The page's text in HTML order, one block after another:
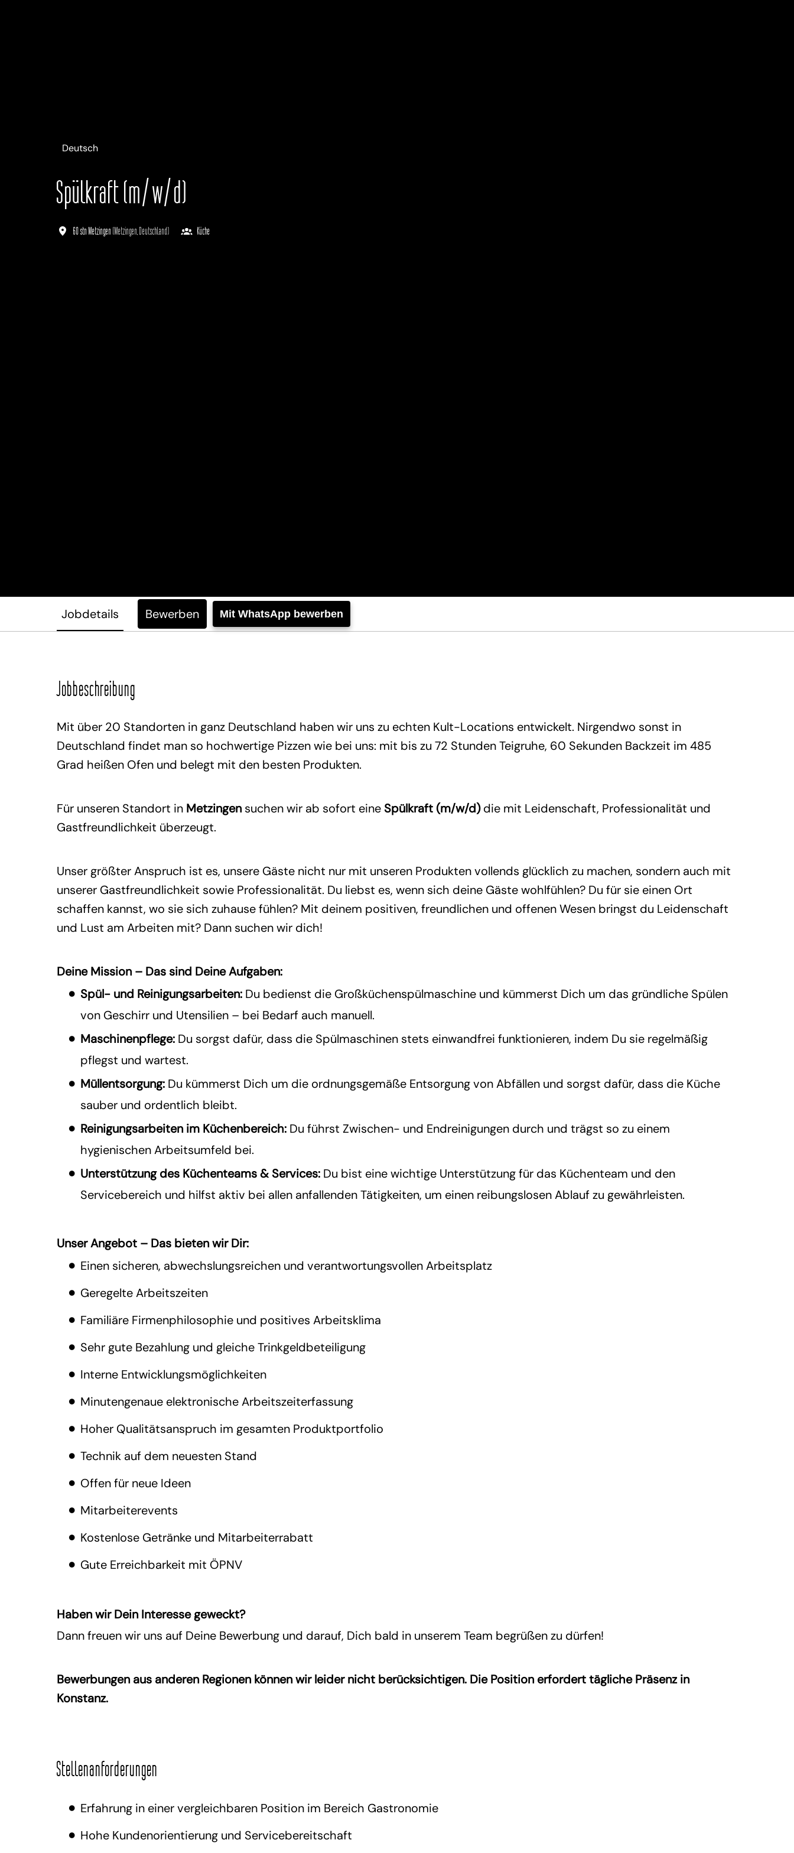
Deutsch
Spülkraft (m/w/d)
60 stn Metzingen(Metzingen Deutschland) Küche
Jobdetails Bewerben Mit WhatsApp bewerben
Jobbeschreibung
Mit über 20 Standorten in ganz Deutschland haben wir uns zu echten Kult-Locations entwickelt. Nirgendwo sonst in
Deutschland findet man so hochwertige Pizzen wie bei uns: mit bis zu 72 Stunden Teigruhe, 60 Sekunden Backzeit im 485
Grad heißen Ofen und belegt mit den besten Produkten.
Für unseren Standort in Metzingen suchen wir ab sofort eine Spülkraft (m/w/d)die mit Leidenschaft, Professionalität und
Gastfreundlichkeit überzeugt.
Unser größter Anspruch ist es, unsere Gäste nicht nur mit unseren Produkten vollends glücklich zu machen, sondern auch mit
unserer Gastfreundlichkeit sowie Professionalität. Du liebst es, wenn sich deine Gäste wohlfühlen? Du für sie einen Ort
schaffen kannst, wo sie sich zuhause fühlen? Mit deinem positiven, freundlichen und offenen Wesen bringst du Leidenschaft
und Lust am Arbeiten mit? Dann suchen wir dich!
Deine Mission – Das sind Deine Aufgaben:
Spül- und Reinigungsarbeiten: Du bedienst die Großküchenspülmaschine und kümmerst Dich um das gründliche Spülen
von Geschirr und Utensilien – bei Bedarf auch manuell.
Maschinenpflege: Du sorgst dafür, dass die Spülmaschinen stets einwandfrei funktionieren, indem Du sie regelmäßig
pflegst und wartest.
Müllentsorgung: Du kümmerst Dich um die ordnungsgemäße Entsorgung von Abfällen und sorgst dafür, dass die Küche
sauber und ordentlich bleibt.
Reinigungsarbeiten im Küchenbereich: Du führst Zwischen- und Endreinigungen durch und trägst so zu einem
hygienischen Arbeitsumfeld bei.
Unterstützung des Küchenteams & Services: Du bist eine wichtige Unterstützung für das Küchenteam und den
Servicebereich und hilfst aktiv bei allen anfallenden Tätigkeiten, um einen reibungslosen Ablauf zu gewährleisten.
Unser Angebot – Das bieten wir Dir:
Einen sicheren, abwechslungsreichen und verantwortungsvollen Arbeitsplatz
Geregelte Arbeitszeiten
Familiäre Firmenphilosophie und positives Arbeitsklima
Sehr gute Bezahlung und gleiche Trinkgeldbeteiligung
Interne Entwicklungsmöglichkeiten
Minutengenaue elektronische Arbeitszeiterfassung
Hoher Qualitätsanspruch im gesamten Produktportfolio
Technik auf dem neuesten Stand
Offen für neue Ideen
Mitarbeiterevents
Kostenlose Getränke und Mitarbeiterrabatt
Gute Erreichbarkeit mit ÖPNV
Haben wir Dein Interesse geweckt?
Dann freuen wir uns auf Deine Bewerbung und darauf, Dich bald in unserem Team begrüßen zu dürfen!
Bewerbungen aus anderen Regionen können wir leider nicht berücksichtigen. Die Position erfordert tägliche Präsenz in
Konstanz.
Stellenanforderungen
Erfahrung in einer vergleichbaren Position im Bereich Gastronomie
Hohe Kundenorientierung und Servicebereitschaft